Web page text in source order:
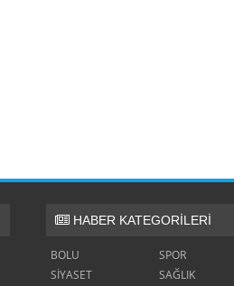
HABER KATEGORİLERİ
BOLU
SPOR
SİYASET
SAĞLIK